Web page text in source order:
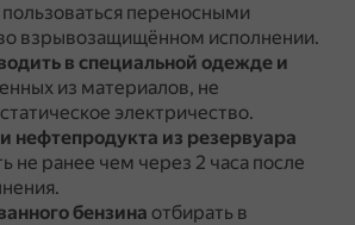
пользоваться переносными
взрывозащищённом исполнении.
в специальной одежде и
из материалов, не
электричество.
нефтепродукта из резервуара
не ранее чем через 2 часа после
бензина отбирать в